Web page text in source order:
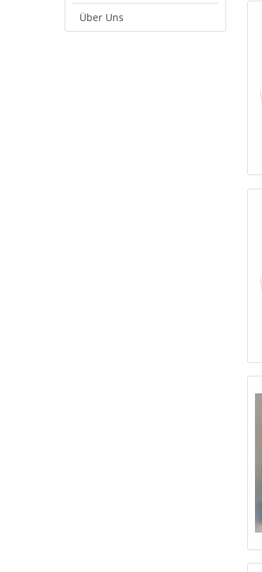
Über Uns